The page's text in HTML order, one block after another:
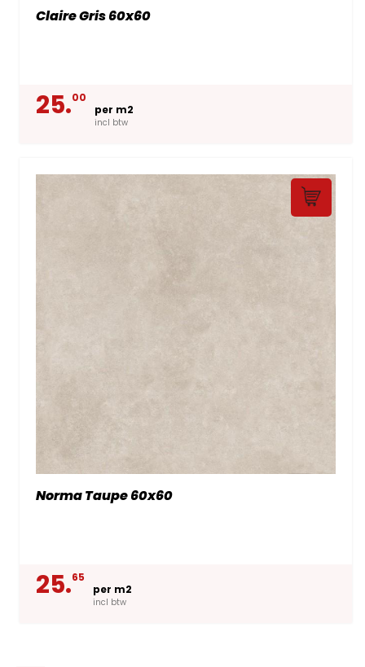
Claire Gris 60x60
25.00
per m2
incl btw
Norma Taupe 60x60
25.65
per m2
incl btw